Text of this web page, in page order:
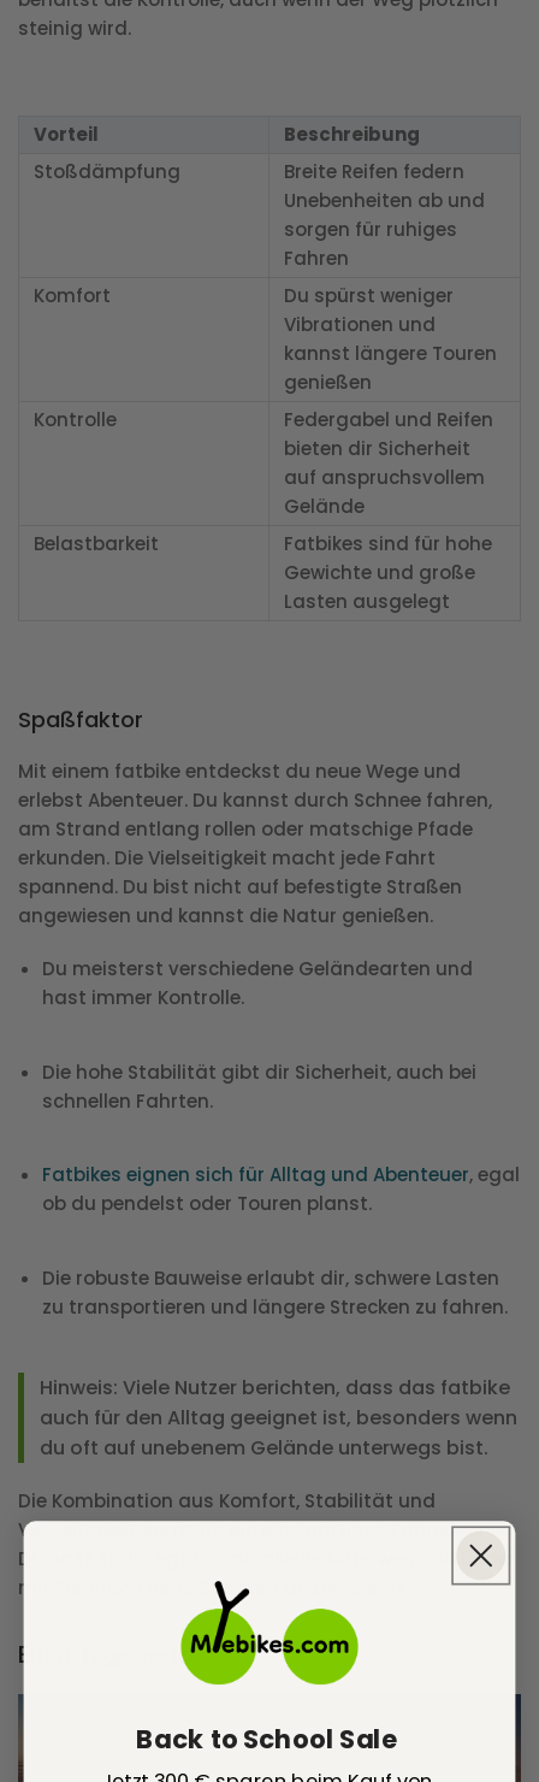
steinig wird.
Vorteil
Beschreibung
Stoßdämpfung
Breite Reifen federn
Unebenheiten ab und
sorgen für ruhiges
Fahren
Komfort
Du spürst weniger
Vibrationen und
kannst längere Touren
genießen
Kontrolle
Federgabel und Reifen
bieten dir Sicherheit
auf anspruchsvollem
Gelände
Belastbarkeit
Fatbikes sind für hohe
Gewichte und große
Lasten ausgelegt
Spaßfaktor
Mit einem fatbike entdeckst du neue Wege und
erlebst Abenteuer. Du kannst durch Schnee fahren,
am Strand entlang rollen oder matschige Pfade
erkunden. Die Vielseitigkeit macht jede Fahrt
spannend. Du bist nicht auf befestigte Straßen
angewiesen und kannst die Natur genießen.
Du meisterst verschiedene Geländearten und
hast immer Kontrolle.
Die hohe Stabilität gibt dir Sicherheit, auch bei
schnellen Fahrten.
Fatbikes eignen sich für Alltag und Abenteuer, egal
ob du pendelst oder Touren planst.
Die robuste Bauweise erlaubt dir, schwere Lasten
zu transportieren und längere Strecken zu fahren.
Hinweis: Viele Nutzer berichten, dass das fatbike
auch für den Alltag geeignet ist, besonders wenn
du oft auf unebenem Gelände unterwegs bist.
Die Kombination aus Komfort, Stabilität und
Vielseitigkeit sorgt für ein einzigartiges Fahrerlebnis.
Du hast Spaß, egal ob du alleine unterwegs bist oder
mit Freunden neue Strecken ausprobierst.
Einsatzgebiete
Back to School Sale